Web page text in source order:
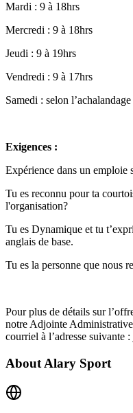
Mardi : 9 à 18hrs
Mercredi : 9 à 18hrs
Jeudi : 9 à 19hrs
Vendredi : 9 à 17hrs
Samedi : selon l’achalandage
Exigences :
Expérience dans un emploie
Tu es reconnu pour ta
l'organisation?
Tu es Dynamique et tu
anglais de base.
Tu es la personne que nous
Pour plus de détails sur
notre Adjointe
courriel à l’adresse suivante
About Alary Sport